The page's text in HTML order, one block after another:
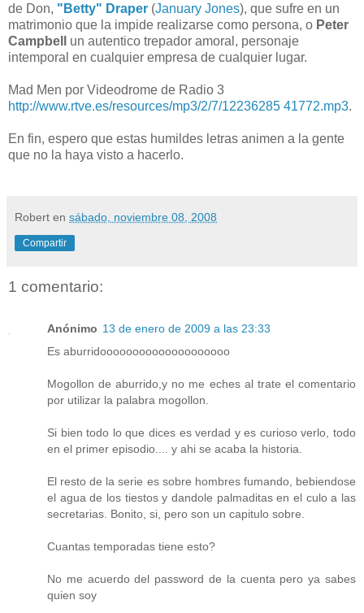
de Don, "Betty" Draper (January Jones), que sufre en un
matrimonio que la impide realizarse como persona, o Peter
Campbell
un autentico trepador amoral, personaje
intemporal en cualquier empresa de cualquier lugar.
Mad Men por Videodrome de Radio 3
http://www.rtve.es/resources/mp3/2/7/12236285 41772.mp3.
En fin, espero que estas humildes letras animen a la gente
que no la haya visto a hacerlo.
Robert en sábado, noviembre 08, 2008
Compartir
1 comentario:
Anónimo 13 de enero de 2009 a las 23:33
Es aburridoooooooooooooooooooo
Mogollon de aburrido,y no me eches al trate el comentario
por utilizar la palabra mogollon.
Si bien todo lo que dices es verdad y es curioso verlo, todo
en el primer episodio.... y ahi se acaba la historia.
El resto de la serie es sobre hombres fumando, bebiendose
el agua de los tiestos y dandole palmaditas en el culo a las
secretarias. Bonito, si, pero son un capitulo sobre.
Cuantas temporadas tiene esto?
No me acuerdo del password de la cuenta pero ya sabes
quien soy